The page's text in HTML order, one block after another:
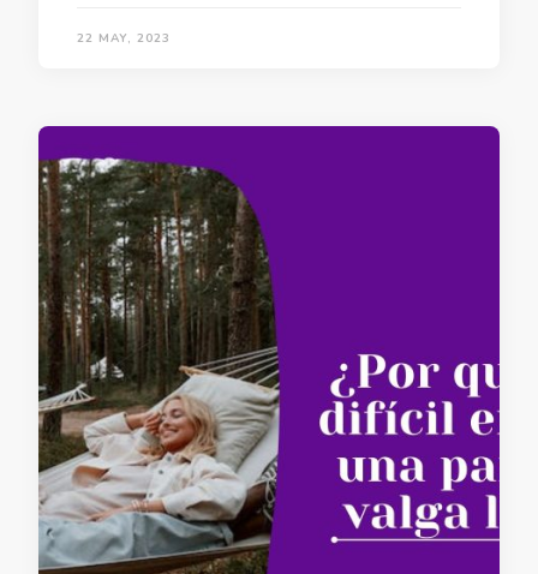
22 MAY, 2023